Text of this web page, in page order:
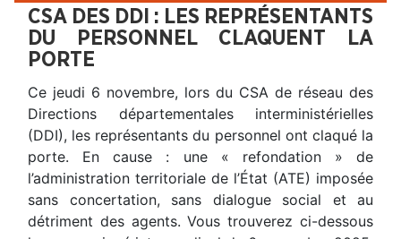
CSA DES DDI : LES REPRÉSENTANTS
DU PERSONNEL CLAQUENT LA
PORTE
Ce jeudi 6 novembre, lors du CSA de réseau des
Directions départementales interministérielles
(DDI), les représentants du personnel ont claqué la
porte. En cause : une « refondation » de
l’administration territoriale de l’État (ATE) imposée
sans concertation, sans dialogue social et au
détriment des agents. Vous trouverez ci-dessous